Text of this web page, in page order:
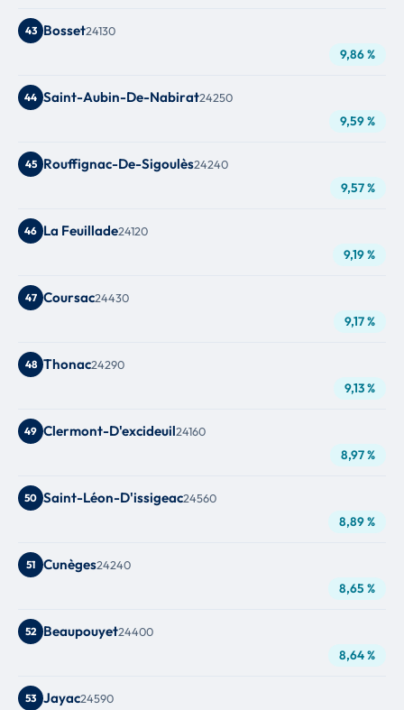
43 Bosset24130
9,86 %
44 Saint-Aubin-De-Nabirat24250
9,59 %
45 Rouffignac-De-Sigoulès24240
9,57 %
46 La Feuillade24120
9,19 %
47 Coursac24430
9,17 %
48 Thonac24290
9,13 %
49 Clermont-D'excideuil24160
8,97 %
50 Saint-Léon-D'issigeac24560
8,89 %
51 Cunèges24240
8,65 %
52 Beaupouyet24400
8,64 %
53 Jayac24590